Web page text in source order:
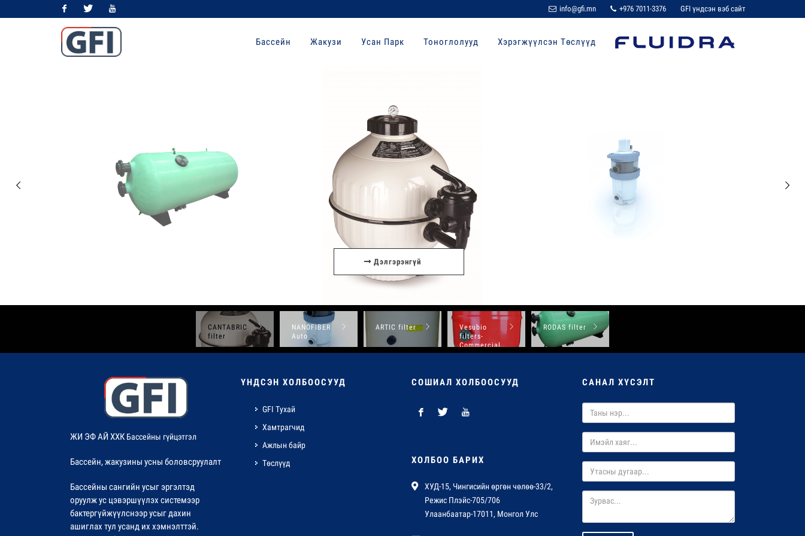
FacebookTwitter Youtube
info@gfi.mn +976 7011-3376 GFI үндсэн вэб сайт
Бассейн Жакузи Усан Парк Тоноглолууд Хэрэгжүүлсэн Төслүүд
Дэлгэрэнгүй
CANTABRIC
filter
NANOFIBER
Auto
ARTIC filter
Vesubio
filters-
Commercial
pools
RODAS filter
ЖИ ЭФ АЙ ХХК Бассейны гүйцэтгэл
Бассейн, жакузины усны боловсруулалт
Бассейны сангийн усыг эргэлтэд
оруулж ус цэвэршүүлэх системээр
бактергүйжүүлснээр усыг дахин
ашиглах тул усанд их хэмнэлттэй.
ҮНДСЭН ХОЛБООСУУД
GFI Тухай
Хамтрагчид
Ажлын байр
Төслүүд
СОШИАЛ ХОЛБООСУУД
ХОЛБОО БАРИХ
ХУД-15, Чингисийн өргөн чөлөө-33/2,
Режис Плэйс-705/706
Улаанбаатар-17011, Монгол Улс
САНАЛ ХҮСЭЛТ